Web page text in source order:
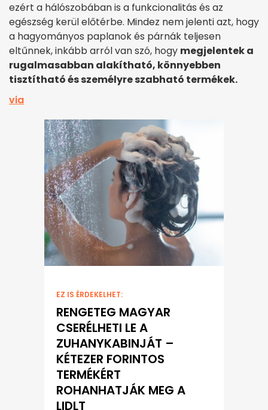
ezért a hálószobában is a funkcionalitás és az
egészség kerül előtérbe. Mindez nem jelenti azt, hogy
a hagyományos paplanok és párnák teljesen
eltűnnek, inkább arról van szó, hogy megjelentek a
rugalmasabban alakítható, könnyebben
tisztítható és személyre szabható termékek.
via
EZ IS ÉRDEKELHET:
RENGETEG MAGYAR
CSERÉLHETI LE A
ZUHANYKABINJÁT –
KÉTEZER FORINTOS
TERMÉKÉRT
ROHANHATJÁK MEG A
LIDLT